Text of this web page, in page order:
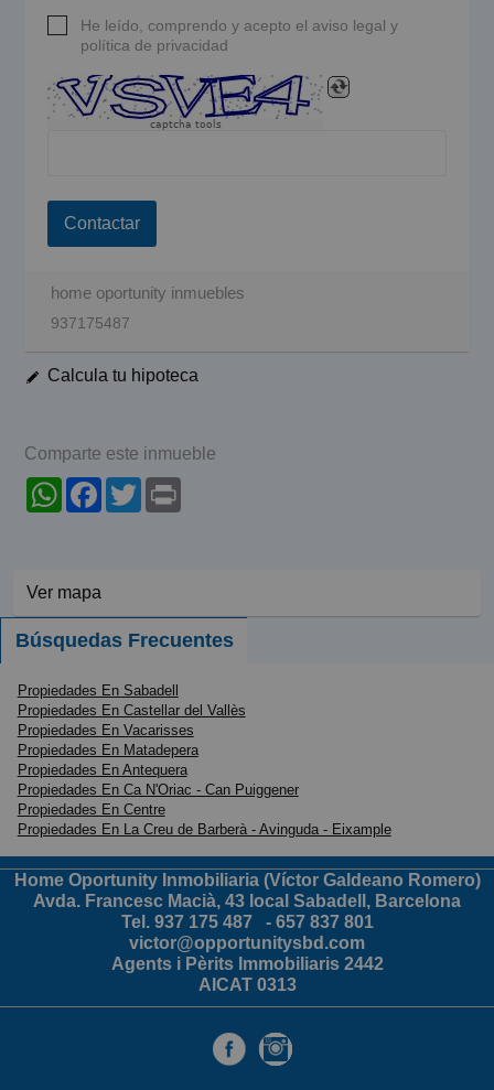
He leído, comprendo y acepto el aviso legal y
política de privacidad
captcha tools
Contactar
home oportunity inmuebles
937175487
Calcula tu hipoteca
Comparte este inmueble
WhatsAppFacebook
Twitter
Ver mapa
Búsquedas Frecuentes
Propiedades En Sabadell
Propiedades En Castellar del Vallès
Propiedades En Vacarisses
Propiedades En Matadepera
Propiedades En Antequera
Propiedades En Ca N'Oriac - Can Puiggener
Propiedades En Centre
Propiedades En La Creu de Barberà - Avinguda - Eixample
Home Oportunity Inmobiliaria (Víctor Galdeano Romero)
Avda. Francesc Macià, 43 local Sabadell, Barcelona
Tel. 937 175 487 - 657 837 801
victor@opportunitysbd.com
Agents i Pèrits Immobiliaris 2442
AICAT 0313